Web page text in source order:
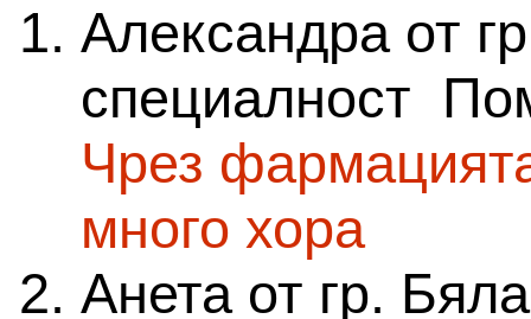
Александра от
специалност
Чрез
много хора
Анета от гр.